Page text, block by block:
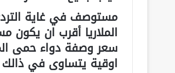
مستوصف في غاية
الملاريا أقرب ان يكون
اوقية يتساوى في ذالك